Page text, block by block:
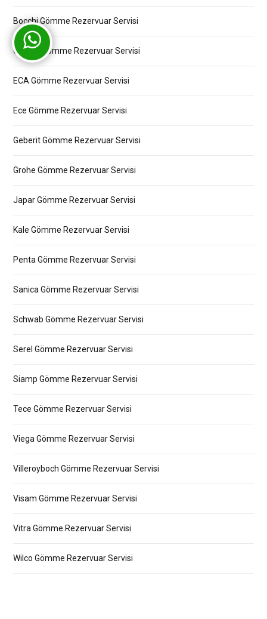
Bocchi Gömme Rezervuar Servisi
Creavit Gömme Rezervuar Servisi
ECA Gömme Rezervuar Servisi
Ece Gömme Rezervuar Servisi
Geberit Gömme Rezervuar Servisi
Grohe Gömme Rezervuar Servisi
Japar Gömme Rezervuar Servisi
Kale Gömme Rezervuar Servisi
Penta Gömme Rezervuar Servisi
Sanica Gömme Rezervuar Servisi
Schwab Gömme Rezervuar Servisi
Serel Gömme Rezervuar Servisi
Siamp Gömme Rezervuar Servisi
Tece Gömme Rezervuar Servisi
Viega Gömme Rezervuar Servisi
Villeroyboch Gömme Rezervuar Servisi
Visam Gömme Rezervuar Servisi
Vitra Gömme Rezervuar Servisi
Wilco Gömme Rezervuar Servisi